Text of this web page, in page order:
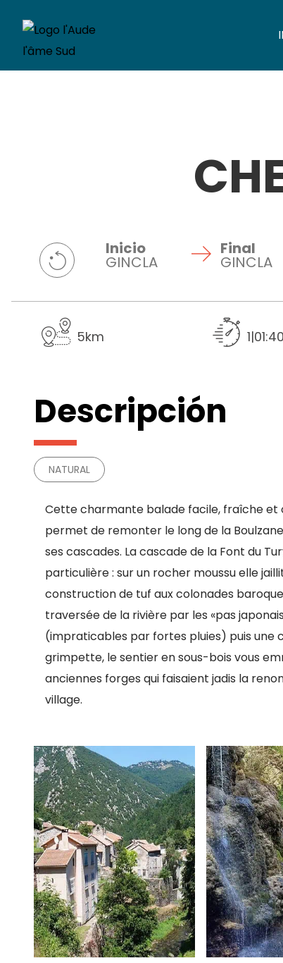
Inicio
GINCLA
Final
GINCLA
5km 1|01:40
Descripción
NATURAL
Cette charmante balade facile, fraîche et
permet de remonter le long de la
ses cascades. La cascade de la Font du
particulière : sur un rocher moussu elle
construction de tuf aux colonades
traversée de la rivière par les «pas
(impraticables par fortes pluies) puis une
grimpette, le sentier en sous-bois vous
anciennes forges qui faisaient jadis la
village.